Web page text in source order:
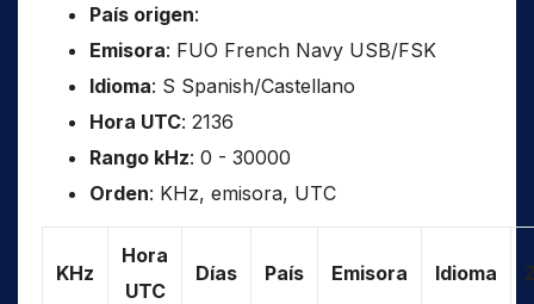
País origen:
Emisora: FUO French Navy USB/FSK
Idioma: S Spanish/Castellano
Hora UTC: 2136
Rango kHz: 0 - 30000
Orden: KHz, emisora, UTC
KHz
Hora
UTC
Días País Emisora Idioma